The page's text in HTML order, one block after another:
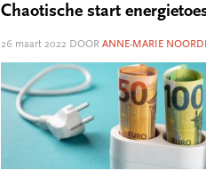
Chaotische start
26 maart 2022 DOOR ANNE-MARIE